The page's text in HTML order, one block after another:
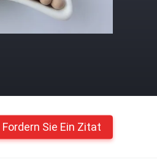
Fordern Sie Ein Zitat